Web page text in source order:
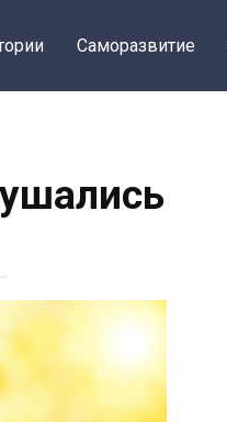
Саморазвитие